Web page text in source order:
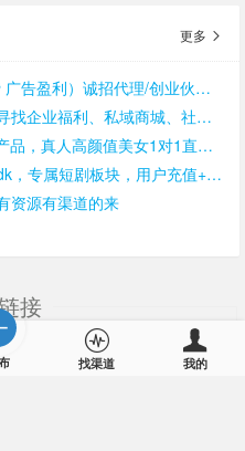
更多
诚招代理/创业伙伴 提供广告分成
私域商城、社群分销、达人直播带货
，真人高颜值美女1对1直播app
用户充值+广告解锁变现，寻APP开发者合作
资源有渠道的来
接
比推 CPA广告联盟
cpa联盟
找渠道 我的